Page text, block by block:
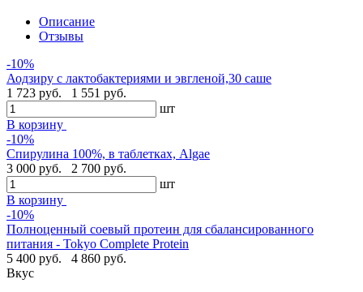
Описание
Отзывы
-10%
Аодзиру с лактобактериями и эвгленой,30 саше
1 723 руб.
1 551 руб.
шт
В корзину
-10%
Спирулина 100%, в таблетках, Algae
3 000 руб.
2 700 руб.
шт
В корзину
-10%
Полноценный соевый протеин для сбалансированного
питания - Tokyo Complete Protein
5 400 руб.
4 860 руб.
Вкус